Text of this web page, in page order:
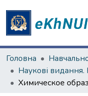
Головна